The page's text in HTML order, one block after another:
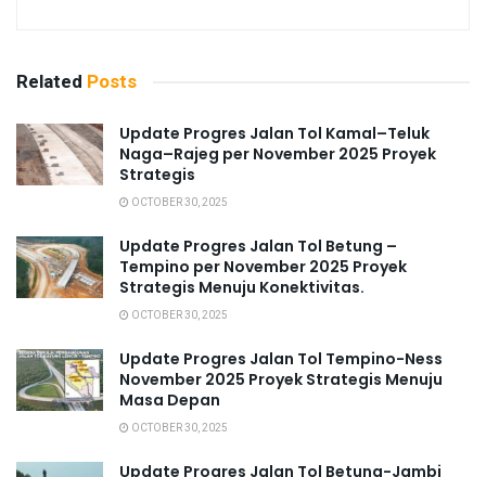
Related Posts
Update Progres Jalan Tol Kamal–Teluk
Naga–Rajeg per November 2025 Proyek
Strategis
OCTOBER 30, 2025
Update Progres Jalan Tol Betung –
Tempino per November 2025 Proyek
Strategis Menuju Konektivitas.
OCTOBER 30, 2025
Update Progres Jalan Tol Tempino-Ness
November 2025 Proyek Strategis Menuju
Masa Depan
OCTOBER 30, 2025
Update Progres Jalan Tol Betung-Jambi